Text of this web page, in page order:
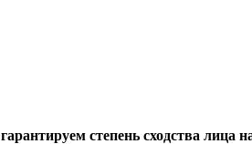
гарантируем степень сходства лица